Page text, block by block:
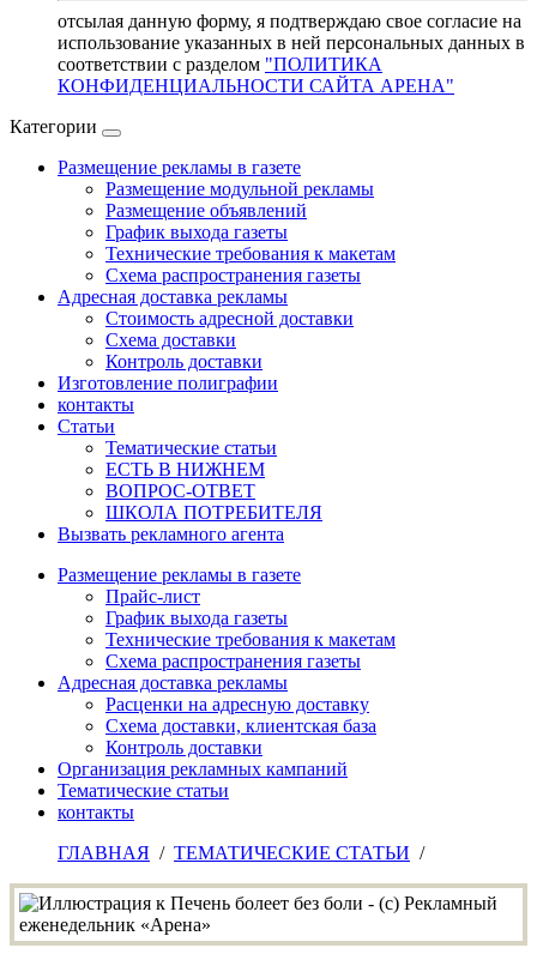
отсылая данную форму, я подтверждаю свое согласие на
использование указанных в ней персональных данных в
соответствии с разделом "ПОЛИТИКА
КОНФИДЕНЦИАЛЬНОСТИ САЙТА АРЕНА"
Категории
Размещение рекламы в газете
Размещение модульной рекламы
Размещение объявлений
График выхода газеты
Технические требования к макетам
Схема распространения газеты
Адресная доставка рекламы
Стоимость адресной доставки
Схема доставки
Контроль доставки
Изготовление полиграфии
контакты
Статьи
Тематические статьи
ЕСТЬ В НИЖНЕМ
ВОПРОС-ОТВЕТ
ШКОЛА ПОТРЕБИТЕЛЯ
Вызвать рекламного агента
Размещение рекламы в газете
Прайс-лист
График выхода газеты
Технические требования к макетам
Схема распространения газеты
Адресная доставка рекламы
Расценки на адресную доставку
Схема доставки, клиентская база
Контроль доставки
Организация рекламных кампаний
Тематические статьи
контакты
ГЛАВНАЯ / ТЕМАТИЧЕСКИЕ СТАТЬИ /